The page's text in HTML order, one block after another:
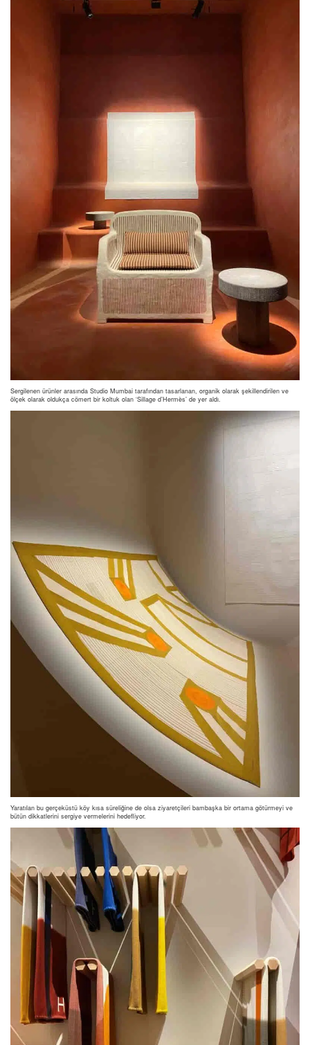
Sergilenen ürünler arasında Studio Mumbai tarafından tasarlanan, organik olarak şekillendirilen ve
ölçek olarak oldukça cömert bir koltuk olan ‘Sillage d’Hermès’ de yer aldı.
Yaratılan bu gerçeküstü köy kısa süreliğine de olsa ziyaretçileri bambaşka bir ortama götürmeyi ve
bütün dikkatlerini sergiye vermelerini hedefliyor.